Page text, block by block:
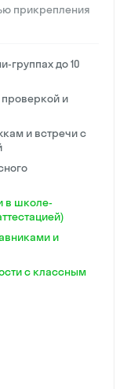
прикрепления
группах до 10
и
и встречи с
в школе-
и
с классным